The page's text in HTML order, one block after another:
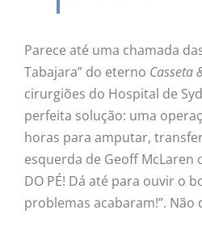
Parece até uma chamada
Tabajara” do eterno Casseta
cirurgiões do Hospital de
perfeita solução: uma
horas para amputar,
esquerda de Geoff McLaren
DO PÉ! Dá até para ouvir o
problemas acabaram!”. Não